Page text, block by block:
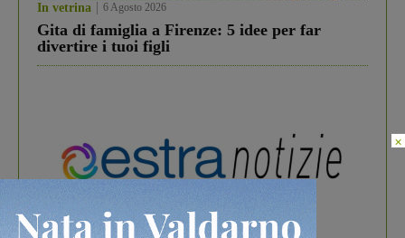
In vetrina 6 Agosto 2026
Gita di famiglia a Firenze: 5 idee per far
divertire i tuoi figli
×